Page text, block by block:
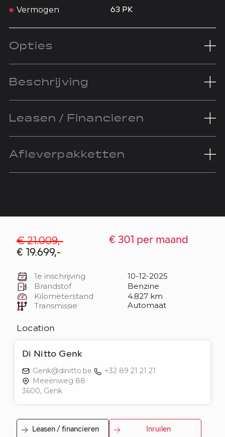
Vermogen 63 PK
Opties
Beschrijving
Leasen / Financieren
Afleverpakketten
€ 21.009,-
€ 19.699,-
€ 301 per maand
1e inschrijving
10-12-2025
Brandstof
Benzine
Kilometerstand
4.827 km
Transmissie
Automaat
Location
Di Nitto Genk
Genk@dinitto.be
+32 89 21 21 21
Meeënweg 88
3600, Genk
Leasen / financieren Inruilen